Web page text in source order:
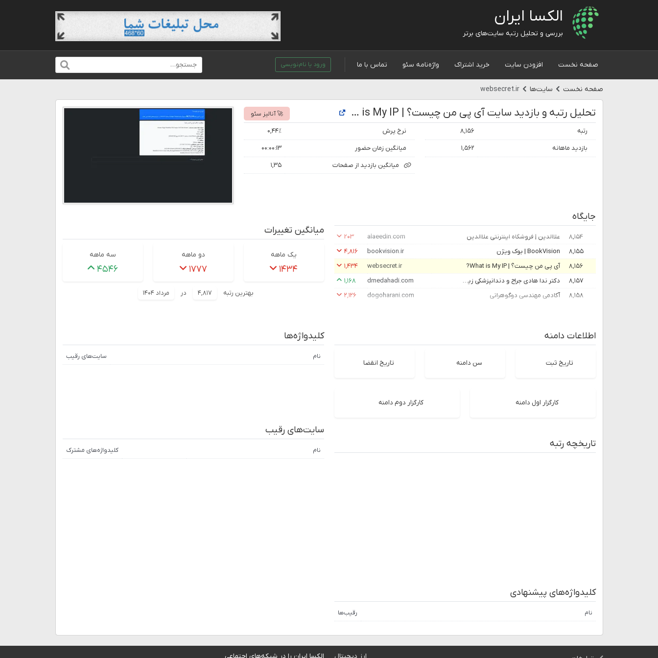
الکسا ایران
بررسی و تحلیل رتبه سایت‌های برتر
صفحه نخست افزودن سایت خرید اشتراک واژه‌نامه سئو تماس با ما ورود یا نام‌نویسی
صفحه نخست سایت‌ها websecret.ir
تحلیل رتبه و بازدید سایت آی پی من چیست؟ | What is My IP? 🚀 آنالیز سئو
رتبه ۸,۱۵۶
بازدید ماهانه ۱,۵۶۲
نرخ پرش ۰,۴۴٪
میانگین زمان حضور ۰۰:۰۰:۱۳
میانگین بازدید از صفحات ۱,۳۵
جایگاه
۸,۱۵۴ علاالدین | فروشگاه اینترنتی علاالدین alaeedin.com
۲۰۳
۸,۱۵۵
BookVision | بوک ویژن bookvision.ir
۴,۸۱۶
۸,۱۵۶
آی پی من چیست؟ | What is My IP? websecret.ir
۱,۴۳۴
۸,۱۵۷
دکتر ندا هادی جراح و دندانپزشکی زیبایی و ترمیمی | دندانپزشک خوب در تهران drnedahadi.com
۱,۱۶۸
۸,۱۵۸
آکادمی مهندسی دوگوهرانی dogoharani.com ۲,۱۲۶
میانگین تغییرات
یک ماهه
۱۴۳۴
دو ماهه
۱۷۷۷
سه ماهه
۴۵۴۶
بهترین رتبه ۴,۸۱۷ در مرداد ۱۴۰۴
اطلاعات دامنه
تاریخ ثبت سن دامنه تاریخ انقضا
کارگزار اول دامنه کارگزار دوم دامنه
کلیدواژه‌ها
نام سایت‌های رقیب
تاریخچه رتبه
سایت‌های رقیب
نام کلیدواژه‌های مشترک
کلیدواژه‌های پیشنهادی
نام رقیب‌ها
ارز دیجیتال الکسا ایران را در شبکه‌های اجتماعی